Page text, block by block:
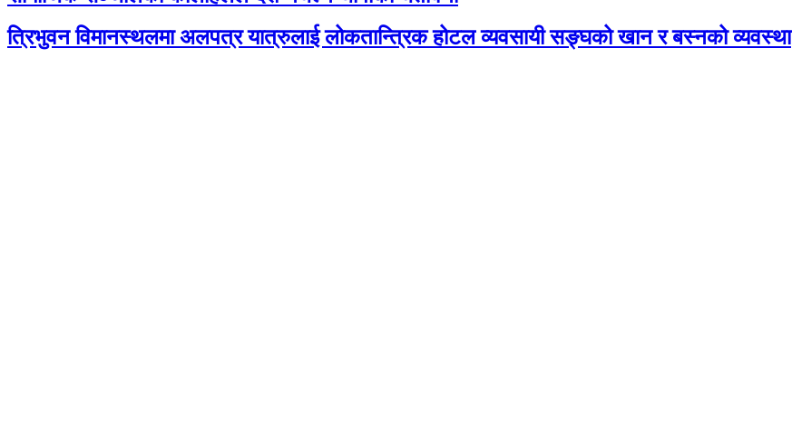
त्रिभुवन विमानस्थलमा अलपत्र यात्रुलाई लोकतान्त्रिक होटल व्यवसायी सङ्घको खान र बस्नको व्यवस्था